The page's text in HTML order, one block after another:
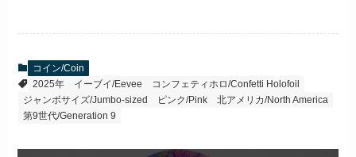
コイン/Coin
2025年
イーブイ/Eevee
コンフェティホロ/Confetti Holofoil
ジャンボサイズ/Jumbo-sized
ピンク/Pink
北アメリカ/North America
第9世代/Generation 9